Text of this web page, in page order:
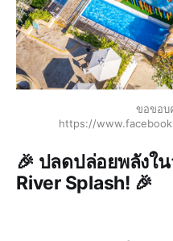
ขอขอบ
https://
🎉 ปลดปล่อยพลังใ
River Splash! 🎉